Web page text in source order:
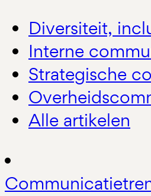
Diversiteit,
Interne
Strategische
Alle artikelen